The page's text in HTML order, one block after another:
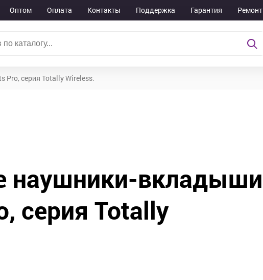
Оптом Оплата Контакты Поддержка Гарантия Ремонт
серия Totally Wireless.
наушники-вкладыши
серия Totally